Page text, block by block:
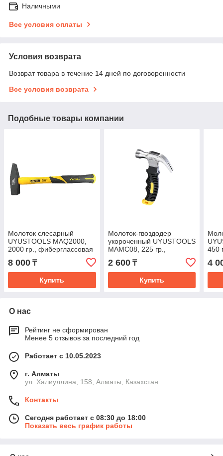
Наличными
Все условия оплаты
Условия возврата
Возврат товара в течение 14 дней по договоренности
Все условия возврата
Подобные товары компании
Молоток слесарный
UYUSTOOLS MAQ2000,
2000 гр., фиберглассовая
рукоятка
8 000 ₸
Купить
Молоток-гвоздодер
укороченный UYUSTOOLS
MAMC08, 225 гр.,
фиберглассовая рукоятка
2 600₸
Купить
450
4
О нас
Рейтинг не сформирован
Менее 5 отзывов за последний год
Работает с 10.05.2023
г. Алматы
ул. Халиуллина, 158, Алматы, Казахстан
Контакты
Сегодня работает с 08:30 до 18:00
Показать весь график работы